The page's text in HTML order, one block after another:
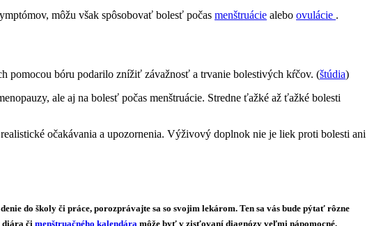
môžu však spôsobovať bolesť počas menštruácie alebo ovulácie .
pomocou bóru podarilo znížiť závažnosť a trvanie bolestivých kŕčov. (štúdia)
ale aj na bolesť počas menštruácie. Stredne ťažké až ťažké bolesti
očakávania a upozornenia. Výživový doplnok nie je liek proti bolesti ani
do školy či práce, porozprávajte sa so svojim lekárom. Ten sa vás bude pýtať rôzne
diára či menštruačného kalendára môže byť v zisťovaní diagnózy veľmi nápomocné.